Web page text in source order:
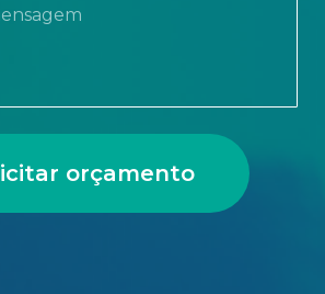
orçamento